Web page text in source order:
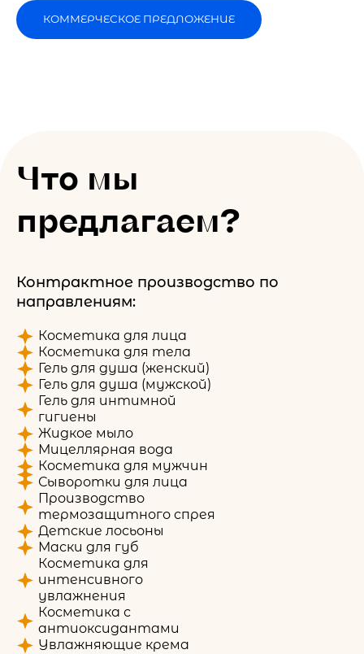
КОММЕРЧЕСКОЕ ПРЕДЛОЖЕНИЕ
Что мы
предлагаем?
Контрактное производство по
направлениям:
Косметика для лица
Косметика для тела
Гель для душа (женский)
Гель для душа (мужской)
Гель для интимной
гигиены
Жидкое мыло
Мицеллярная вода
Косметика для мужчин
Сыворотки для лица
Производство
термозащитного спрея
Детские лосьоны
Маски для губ
Косметика для
интенсивного
увлажнения
Косметика с
антиоксидантами
Увлажняющие крема